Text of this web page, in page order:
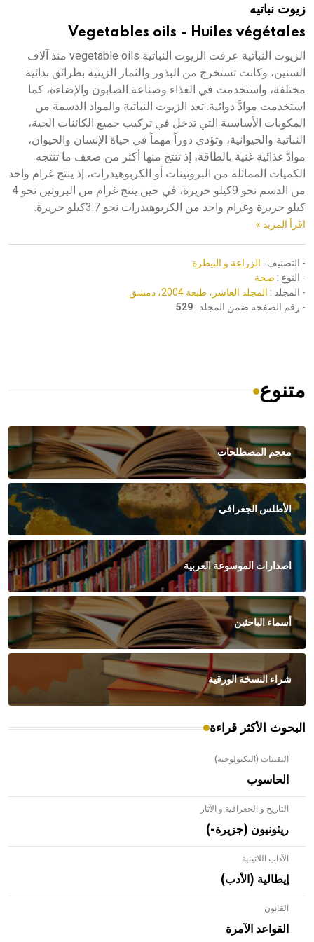
هيئة الموسوعة العربية تطلق موسوعات جديدة في عام 2026زيوت نباتيه
Vegetables oils - Huiles végétales
الزيوت النباتية عرفت الزيوت النباتية vegetable oils منذ آلاف
السنين، وكانت تستخرج من البذور والثمار الزيتية بطرائق بدائية
مختلفة، واستخدمت في الغذاء وصناعة الصابون والإضاءة، كما
استخدمت موادَّ دوائية. تعد الزيوت النباتية والمواد الدسمة من
المكونات الأساسية التي تدخل في تركيب جميع الكائنات الحية،
النباتية والحيوانية، وتؤدي دوراً مهماً في حياة الإنسان والحيوان،
موادَّ غذائية غنية بالطاقة، إذ تنتج منها أكثر من ضعف ما تنتجه
الكميات المماثلة من البروتينات أو الكربوهيدرات، إذ ينتج غرام واحد
من الدسم نحو 9كيلو حريرة، في حين ينتج غرام من البروتين نحو 4
كيلو حريرة وغرام واحد من الكربوهيدرات نحو 3.7كيلو حريرة.
اقرأ المزيد »
- التصنيف : الزراعة و البيطرة
- النوع : صحة
- المجلد : المجلد العاشر، طبعة 2004، دمشق
- رقم الصفحة ضمن المجلد : 529
متنوع
معجم المصطلحات
الأطلس الجغرافي
اصدارات الموسوعة العربية
أسماء الباحثين
شراء النسخة الورقية
البحوث الأكثر قراءة
التقنيات (التكنولوجية)
الحاسوب
التاريخ و الجغرافية و الآثار
ريئونيون (جزيرة-)
الآداب اللاتينية
إيطالية (الأدب)
القانون
القواعد الآمرة
- هل تعلم أن الأبلق نوع من الفنون الهندسية التي ارتبطت
بالعمارة الإسلامية في بلاد الشام ومصر خاصة، حيث يحرص
المعمار على بناء مداميكه وخاصة في الواجهات